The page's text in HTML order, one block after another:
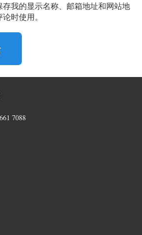
存我的显示名称、邮箱地址和网站地
时使用。
7088